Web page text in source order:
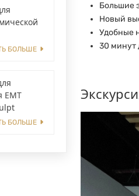
Большие
Новый
Удобные
30 минут
БОЛЬШЕ
EMT
БОЛЬШЕ